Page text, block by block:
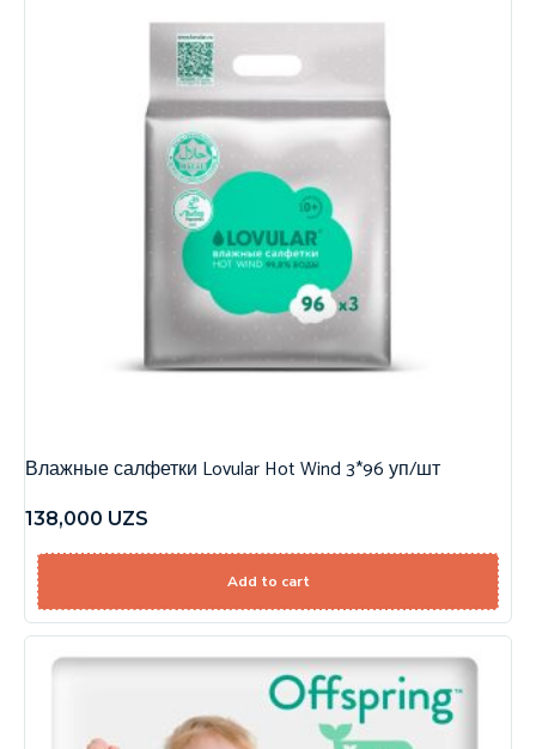
Влажные салфетки Lovular Hot Wind 3*96 уп/шт
138,000 UZS
Add to cart